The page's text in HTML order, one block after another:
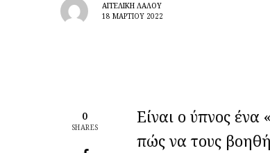
ΑΓΓΕΛΙΚΉ ΛΆΛΟΥ
18 ΜΑΡΤΊΟΥ 2022
0
SHARES
Είναι ο ύπνος ένα
πώς να τους